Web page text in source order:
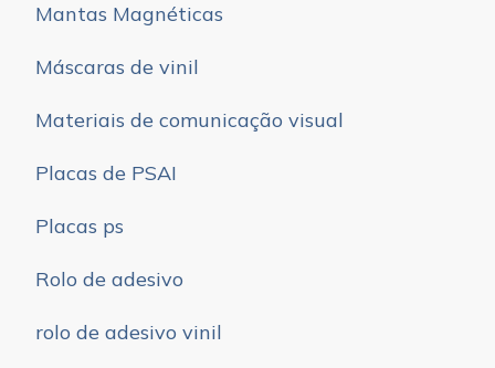
Mantas Magnéticas
Máscaras de vinil
Materiais de comunicação visual
Placas de PSAI
Placas ps
Rolo de adesivo
rolo de adesivo vinil